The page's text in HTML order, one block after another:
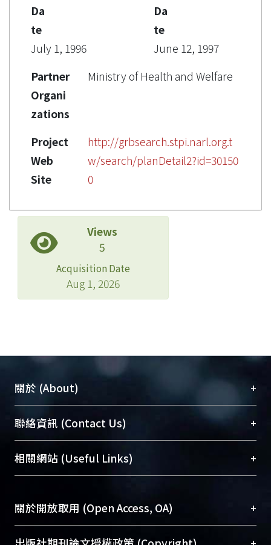
Da
te
July 1, 1996
Da
te
June 12, 1997
Partner
Organi
zations
Ministry of Health and Welfare
Project
Web
Site
http://grbsearch.stpi.narl.org.t
w/search/planDetail2?id=30150
0
Views
5
Acquisition Date
Aug 1, 2026
關於 (About) +
臺大位居世界頂尖大學之列，為永久珍藏及向國際
展現本校豐碩的研究成果及學術能量，圖書館整合
機構典藏（NTUR）與學術庫（AH）不同功能平
台，成為臺大學術典藏NTU scholars。期能整合研
成果。
To permanently archive and promote researcher
profiles and scholarly works, Library integrates the
聯絡資訊 (Contact Us) +
總館學科館員(Main Library)
醫學圖書館學科館員(Medical Library)
Sciences Library)
相關網站 (Useful Links) +
關於開放取用 (Open Access, OA) +